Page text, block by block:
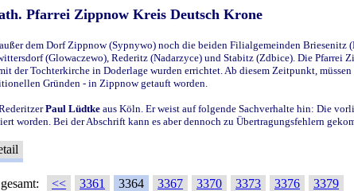
Pfarrei Zippnow Kreis Deutsch Krone
dem Dorf Zippnow (Sypnywo) noch die beiden Filialgemeinden
(Glowaczewo), Rederitz (Nadarzyce) und Stabitz (Zdbice). Die
der Tochterkirche in Doderlage wurden errichtet. Ab diesem Zeitpunkt,
Gründen - in Zippnow getauft worden.
Paul Lüdtke aus Köln. Er weist auf folgende Sachverhalte hin: Die
worden. Bei der Abschrift kann es aber dennoch zu Übertragungsfehlern
<< 3361 3364 3367 3370 3373 3376
3379